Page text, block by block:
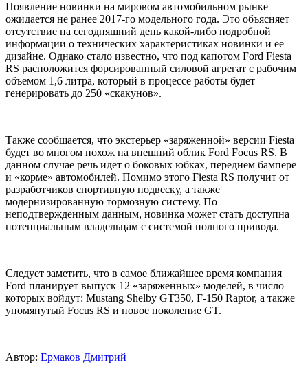
Появление новинки на мировом автомобильном рынке
ожидается не ранее 2017-го модельного года. Это объясняет
отсутствие на сегодняшний день какой-либо подробной
информации о технических характеристиках новинки и ее
дизайне. Однако стало известно, что под капотом Ford Fiesta
RS расположится форсированный силовой агрегат с рабочим
объемом 1,6 литра, который в процессе работы будет
генерировать до 250 «скакунов».
Также сообщается, что экстерьер «заряженной» версии Fiesta
будет во многом похож на внешний облик Ford Focus RS. В
данном случае речь идет о боковых юбках, переднем бампере
и «корме» автомобилей. Помимо этого Fiesta RS получит от
разработчиков спортивную подвеску, а также
модернизированную тормозную систему. По
неподтвержденным данным, новинка может стать доступна
потенциальным владельцам с системой полного привода.
Следует заметить, что в самое ближайшее время компания
Ford планирует выпуск 12 «заряженных» моделей, в число
которых войдут: Mustang Shelby GT350, F-150 Raptor, а также
упомянутый Focus RS и новое поколение GT.
Автор: Ермаков Дмитрий